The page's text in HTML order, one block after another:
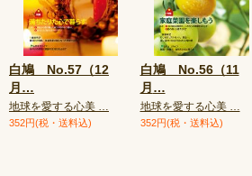
白鳩 No.57（12
月 …
地球を愛する心美 …
352円(税・送料込)
白鳩 No.56（11
月 …
地球を愛する心美 …
352円(税・送料込)